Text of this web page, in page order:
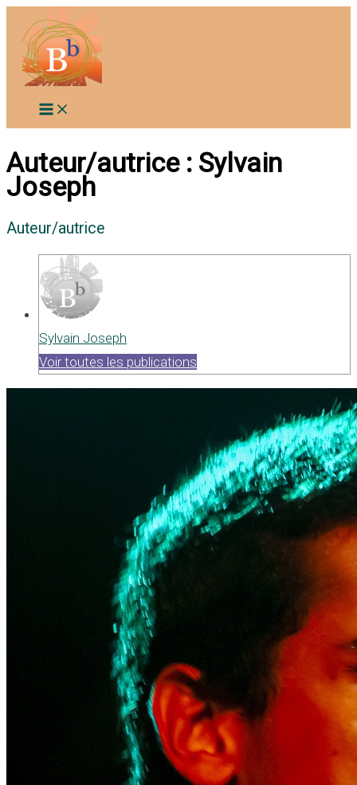
contenu
Auteur/autrice : Sylvain
Joseph
Auteur/autrice
Sylvain Joseph
Voir toutes les publications